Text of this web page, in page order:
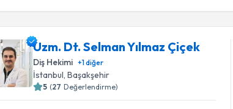
Uzm. Dt. Selman Yılmaz Çiçek
Diş Hekimi +1diğer
İstanbul , Başakşehir
5 (27 Değerlendirme)